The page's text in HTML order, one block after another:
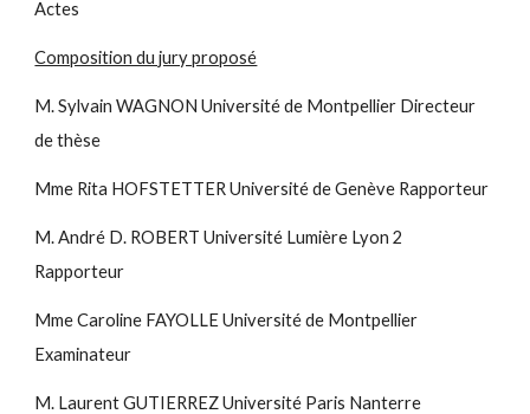
Actes
Composition du jury proposé
M. Sylvain WAGNON Université de Montpellier Directeur
de thèse
Mme Rita HOFSTETTER Université de Genève Rapporteur
M. André D. ROBERT Université Lumière Lyon 2
Rapporteur
Mme Caroline FAYOLLE Université de Montpellier
Examinateur
M. Laurent GUTIERREZ Université Paris Nanterre